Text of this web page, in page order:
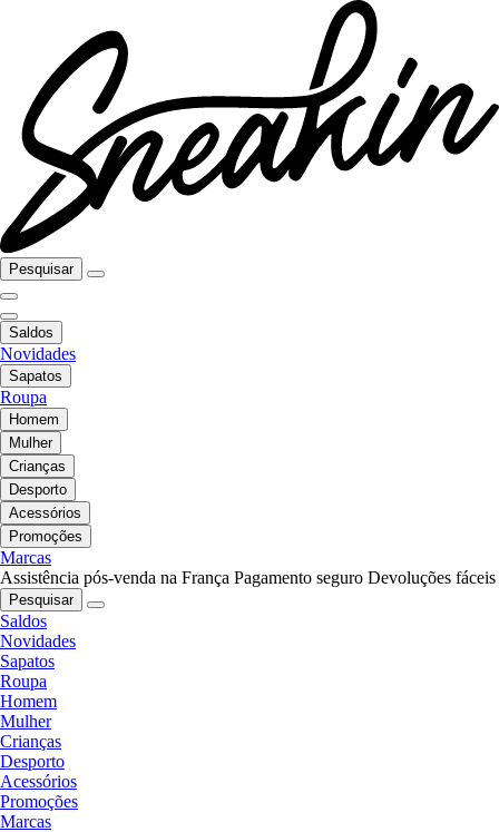
Pesquisar
Saldos
Novidades
Sapatos
Roupa
Homem
Mulher
Crianças
Desporto
Acessórios
Promoções
Marcas
Assistência pós-venda na França Pagamento seguro Devoluções fáceis
Pesquisar
Saldos
Novidades
Sapatos
Roupa
Homem
Mulher
Crianças
Desporto
Acessórios
Promoções
Marcas